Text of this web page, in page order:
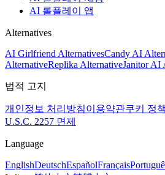
AI 롤플레이 앱
Alternatives
AI Girlfriend AlternativesCandy AI
AlternativeReplika AlternativeJanitor AI
법적 고지
개인정보 처리방침이용약관쿠키 정책
U.S.C. 2257 면제
Language
EnglishDeutschEspañolFrançais